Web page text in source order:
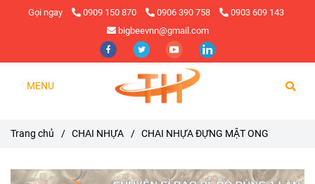
Gọi ngay 0909 150 870 0906 390 758
0903 609 143
bigbeevnn@gmail.com
MENU
Trang chủ / CHAI NHỰA / CHAI NHỰA ĐỰNG MẬT ONG